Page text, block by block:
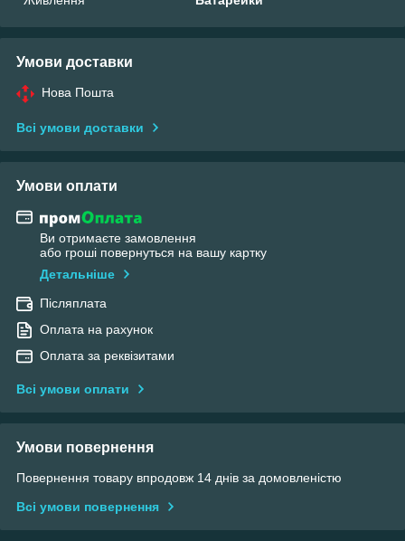
Умови доставки
Нова Пошта
Всі умови доставки
Умови оплати
Ви отримаєте замовлення
або гроші повернуться на вашу картку
Детальніше
Післяплата
Оплата на рахунок
Оплата за реквізитами
Всі умови оплати
Умови повернення
Повернення товару впродовж 14 днів за домовленістю
Всі умови повернення